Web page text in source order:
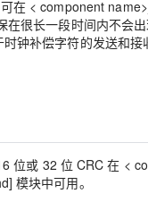
在 < component
在很长一段时间内不会
钟补偿字符的发送和接
位或 32 位 CRC 在 <
模块中可用。